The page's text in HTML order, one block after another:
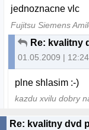
jednoznacne vlc
Fujitsu Siemens
Re: kvalitny
01.05.2009 | 12:24
plne shlasim :-)
kazdu xvilu dobry
Re: kvalitny dvd